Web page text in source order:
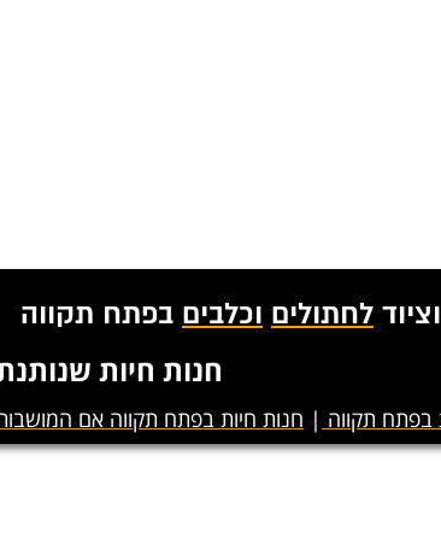
לחתולים וכלבים בפתח תקווה
חנות חיות
בפתח תקווה | חנות חיות בפתח תקווה אם